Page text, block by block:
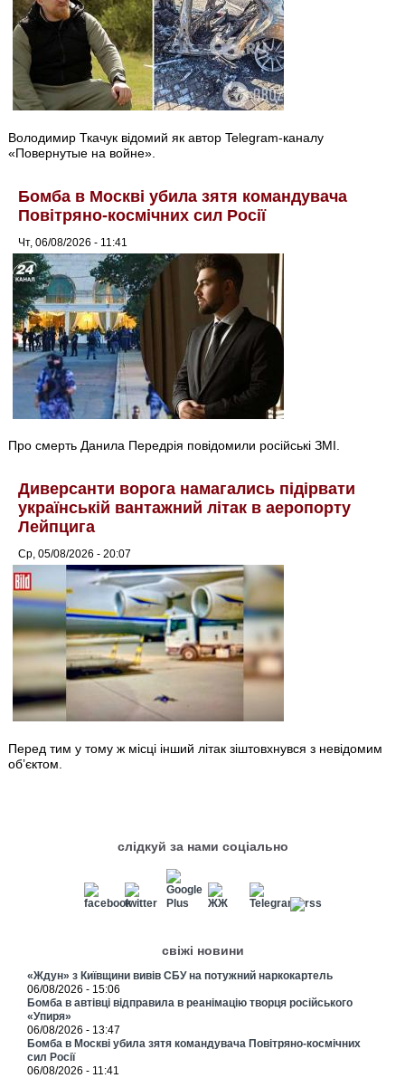
Володимир Ткачук відомий як автор Telegram-каналу
«Повернутые на войне».
Бомба в Москві убила зятя командувача
Повітряно-космічних сил Росії
Чт, 06/08/2026 - 11:41
Про смерть Данила Передрія повідомили російські ЗМІ.
Диверсанти ворога намагались підірвати
українській вантажний літак в аеропорту
Лейпцига
Ср, 05/08/2026 - 20:07
Перед тим у тому ж місці інший літак зіштовхнувся з невідомим
об’єктом.
слідкуй за нами соціально
свіжі новини
«Ждун» з Київщини вивів СБУ на потужний наркокартель
06/08/2026 - 15:06
Бомба в автівці відправила в реанімацію творця російського
«Упиря»
06/08/2026 - 13:47
Бомба в Москві убила зятя командувача Повітряно-космічних
сил Росії
06/08/2026 - 11:41